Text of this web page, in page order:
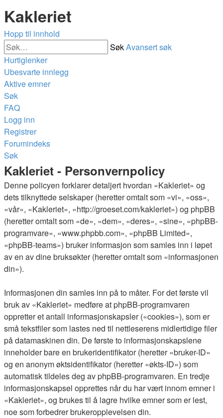
Kakleriet
Hopp til innhold
SøkAvansert søk
Hurtiglenker
Ubesvarte innlegg
Aktive emner
Søk
FAQ
Logg inn
Registrer
Forumindeks
Søk
Kakleriet - Personvernpolicy
Denne policyen forklarer detaljert hvordan «Kakleriet» og
dets tilknyttede selskaper (heretter omtalt som «vi», «oss»,
«vår», «Kakleriet», «http://groeset.com/kakleriet») og phpBB
(heretter omtalt som «de», «dem», «deres», «sine», «phpBB-
programvare», «www.phpbb.com», «phpBB Limited»,
«phpBB-teams») bruker informasjon som samles inn i løpet
av en av dine bruksøkter (heretter omtalt som «informasjonen
din»).
Informasjonen din samles inn på to måter. For det første vil
bruk av «Kakleriet» medføre at phpBB-programvaren
oppretter et antall informasjonskapsler («cookies»), som er
små tekstfiler som lastes ned til nettleserens midlertidige filer
på datamaskinen din. De første to informasjonskapslene
inneholder bare en brukeridentifikator (heretter «bruker-ID»
og en anonym øktsidentifikator (heretter «økts-ID») som
automatisk tildeles deg av phpBB-programvaren. En tredje
informasjonskapsel opprettes når du har vært innom emner i
«Kakleriet», og brukes til å lagre hvilke emner som er lest,
noe som forbedrer brukeropplevelsen din.